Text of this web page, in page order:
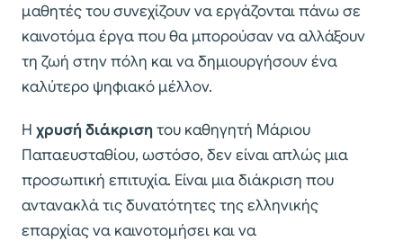
μαθητές του συνεχίζουν να εργάζονται πάνω σε
καινοτόμα έργα που θα μπορούσαν να αλλάξουν
τη ζωή στην πόλη και να δημιουργήσουν ένα
καλύτερο ψηφιακό μέλλον.
Η χρυσή διάκρισητου καθηγητή Μάριου
Παπαευσταθίου, ωστόσο, δεν είναι απλώς μια
προσωπική επιτυχία. Είναι μια διάκριση που
αντανακλά τις δυνατότητες της ελληνικής
επαρχίας να καινοτομήσει και να